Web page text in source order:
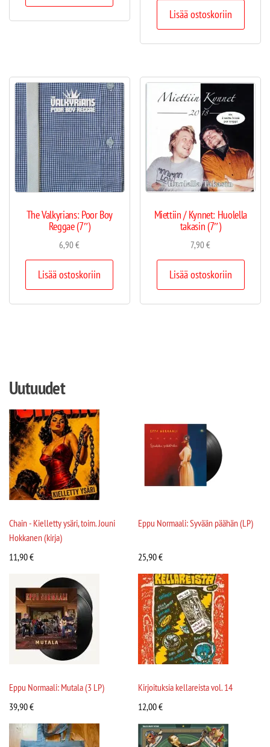
Lisää ostoskoriin
The Valkyrians: Poor Boy
Reggae (7″)
6,90€
Lisää ostoskoriin
Miettiin / Kynnet: Huolella
takasin (7″)
7,90€
Lisää ostoskoriin
Uutuudet
Chain - Kielletty ysäri, toim. Jouni
Hokkanen (kirja)
11,90€
Eppu Normaali: Syvään päähän (LP)
25,90€
Eppu Normaali: Mutala (3 LP)
39,90€
Kirjoituksia kellareista vol. 14
12,00€